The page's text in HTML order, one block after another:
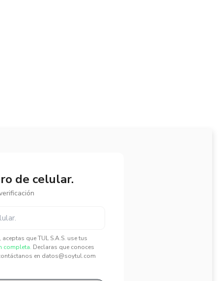
de celular.
que TUL S.A.S. use tus
completa. Declaras que conoces
en datos@soytul.com